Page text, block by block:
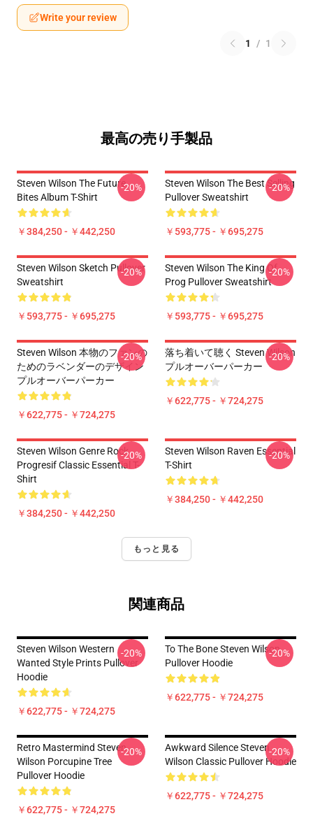
Write your review
1 / 1
最高の売り手製品
Steven Wilson The Future
Bites Album T-Shirt
￥384,250 - ￥442,250
-20%
Steven Wilson The Best Selling
Pullover Sweatshirt
￥593,775 - ￥695,275
-20%
Steven Wilson Sketch Pullover
Sweatshirt
￥593,775 - ￥695,275
-20%
Steven Wilson The King Of
Prog Pullover Sweatshirt
￥593,775 - ￥695,275
-20%
Steven Wilson 本物のファンの
ためのラベンダーのデザイン
プルオーバーパーカー
￥622,775 - ￥724,275
-20%
落ち着いて聴く Steven Wilson
プルオーバーパーカー
￥622,775 - ￥724,275
-20%
Steven Wilson Genre Rock
Progresif Classic Essential T-
Shirt
￥384,250 - ￥442,250
-20%
Steven Wilson Raven Essential
T-Shirt
￥384,250 - ￥442,250
-20%
もっと見る
関連商品
Steven Wilson Western
Wanted Style Prints Pullover
Hoodie
￥622,775 - ￥724,275
-20%
To The Bone Steven Wilson
Pullover Hoodie
￥622,775 - ￥724,275
-20%
Retro Mastermind Steven
Wilson Porcupine Tree
Pullover Hoodie
￥622,775 - ￥724,275
-20%
Awkward Silence Steven
Wilson Classic Pullover Hoodie
￥622,775 - ￥724,275
-20%